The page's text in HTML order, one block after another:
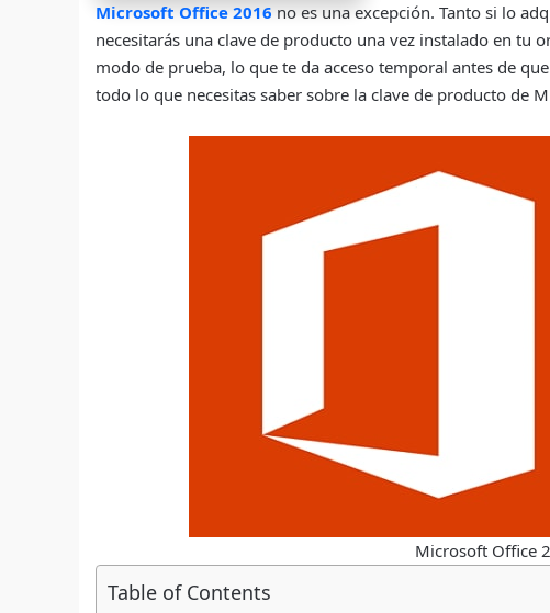
Microsoft Office 2016 no es una excepción. Tanto si lo
necesitarás una clave de producto una vez instalado en tu
modo de prueba, lo que te da acceso temporal antes de
todo lo que necesitas saber sobre la clave de producto de
Microsoft Office
Table of Contents